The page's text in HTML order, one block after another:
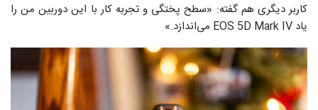
کاربر دیگری هم گفته: «سطح پختگی و تجربه‌ کار با این دوربین من را
یاد EOS 5D Mark IV می‌اندازد.»